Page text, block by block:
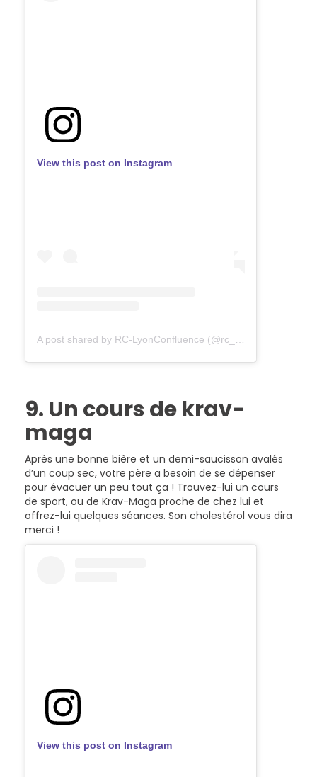
View this post on Instagram
9. Un cours de krav-
maga
Après une bonne bière et un demi-saucisson avalés
d’un coup sec, votre père a besoin de se dépenser
pour évacuer un peu tout ça ! Trouvez-lui un cours
de sport, ou de Krav-Maga proche de chez lui et
offrez-lui quelques séances. Son cholestérol vous dira
merci !
View this post on Instagram